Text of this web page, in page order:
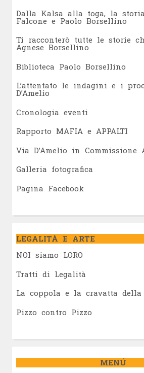
Dalla Kalsa alla toga, la
Falcone e Paolo Borsellino
Ti racconterò tutte le storie
Agnese Borsellino
Biblioteca Paolo Borsellino
L’attentato le indagini e i
D’Amelio
Cronologia eventi
Rapporto MAFIA e APPALTI
Via D’Amelio in Commissione
Galleria fotografica
Pagina Facebook
LEGALITÀ E ARTE
NOI siamo LORO
Tratti di Legalità
La coppola e la cravatta
Pizzo contro Pizzo
MENÚ